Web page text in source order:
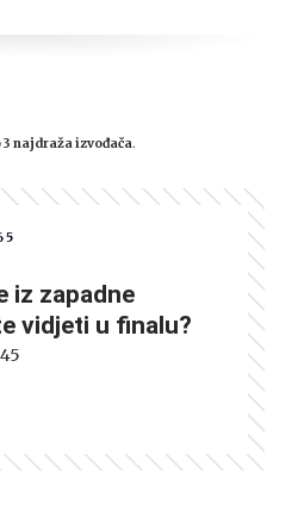
3 najdraža izvođača.
iz zapadne
vidjeti u finalu?